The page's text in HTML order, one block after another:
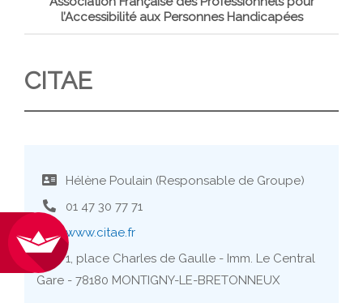
l’Accessibilité aux Personnes Handicapées
CITAE
Hélène Poulain (Responsable de Groupe)
01 47 30 77 71
www.citae.fr
1, place Charles de Gaulle - Imm. Le Central
Gare - 78180 MONTIGNY-LE-BRETONNEUX